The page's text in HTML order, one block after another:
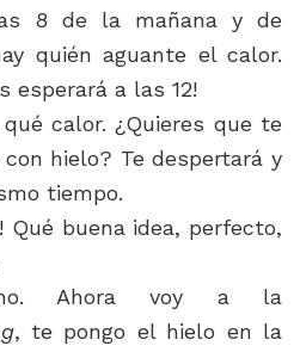
8 de la mañana y de
quién aguante el calor.
esperará a las 12!
calor. ¿Quieres que te
hielo? Te despertará y
tiempo.
Qué buena idea, perfecto,
Ahora voy a la
, te pongo el hielo en la